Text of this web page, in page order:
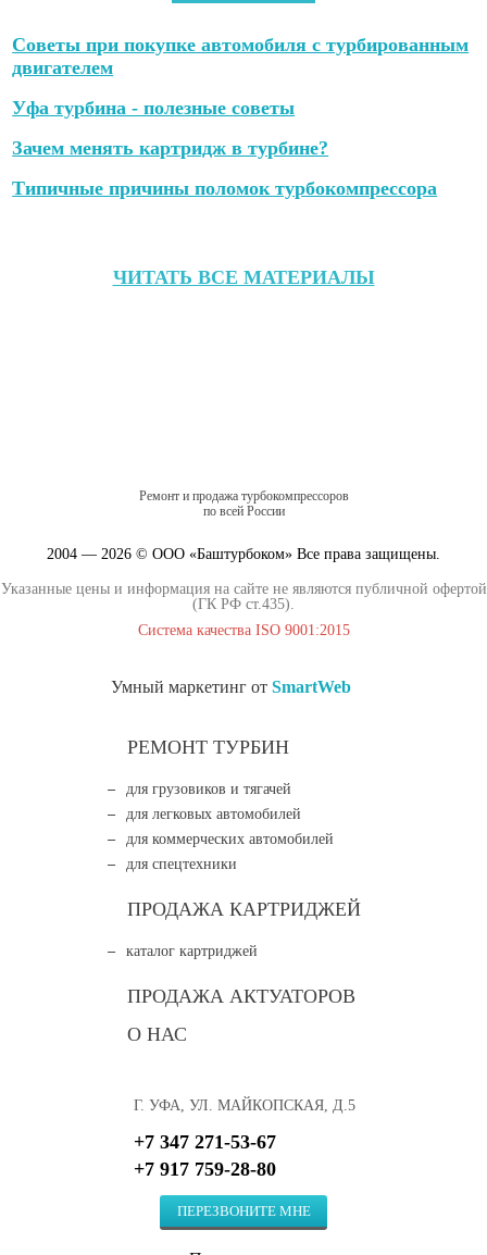
Советы при покупке автомобиля с турбированным
двигателем
Уфа турбина - полезные советы
Зачем менять картридж в турбине?
Типичные причины поломок турбокомпрессора
ЧИТАТЬ ВСЕ МАТЕРИАЛЫ
Ремонт и продажа турбокомпрессоров
по всей России
2004 — 2026 © ООО «Баштурбоком» Все права защищены.
Указанные цены и информация на сайте не являются публичной офертой
(ГК РФ ст.435).
Система качества ISO 9001:2015
Умный маркетинг от SmartWeb
РЕМОНТ ТУРБИН
для грузовиков и тягачей
для легковых автомобилей
для коммерческих автомобилей
для спецтехники
ПРОДАЖА КАРТРИДЖЕЙ
каталог картриджей
ПРОДАЖА АКТУАТОРОВ
О НАС
Г. УФА, УЛ. МАЙКОПСКАЯ, Д.5
+7 347 271-53-67
+7 917 759-28-80
ПЕРЕЗВОНИТЕ МНЕ